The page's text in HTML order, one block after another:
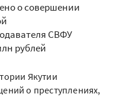
о совершении
СВФУ
рублей
Якутии
о преступлениях,